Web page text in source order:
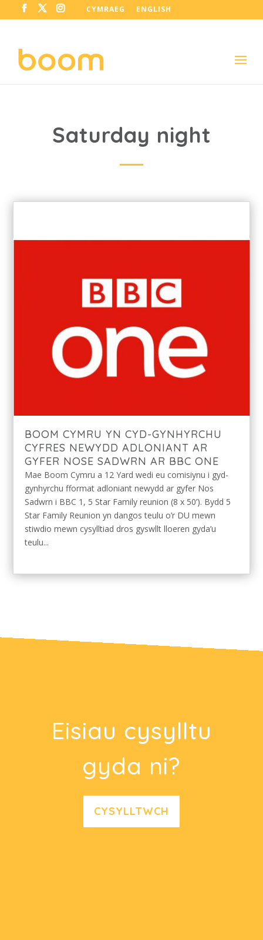
CYMRAEG ENGLISH
Saturday night
BOOM CYMRU YN CYD-GYNHYRCHU
CYFRES NEWYDD ADLONIANT AR
GYFER NOSE SADWRN AR BBC ONE
Mae Boom Cymru a 12 Yard wedi eu comisiynu i gyd-
gynhyrchu fformat adloniant newydd ar gyfer Nos
Sadwrn i BBC 1, 5 Star Family reunion (8 x 50’). Bydd 5
Star Family Reunion yn dangos teulu o’r DU mewn
stiwdio mewn cysylltiad dros gyswllt lloeren gyda’u
teulu...
Eisiau cysylltu
gyda ni?
CYSYLLTWCH